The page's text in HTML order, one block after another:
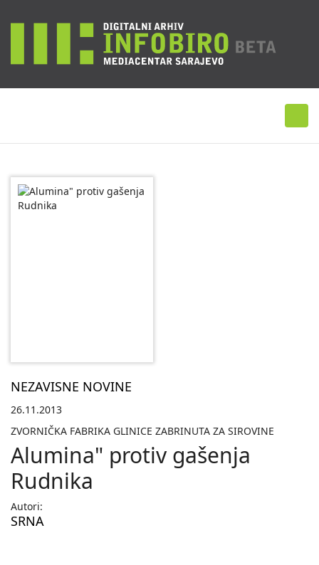
NEZAVISNE NOVINE
26.11.2013
ZVORNIČKA FABRIKA GLINICE ZABRINUTA ZA SIROVINE
Alumina" protiv gašenja
Rudnika
Autori:
SRNA